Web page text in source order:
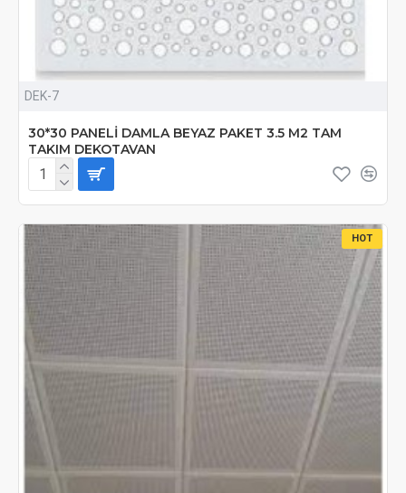
DEK-7
30*30 PANELİ DAMLA BEYAZ PAKET 3.5 M2 TAM
TAKIM DEKOTAVAN
HOT